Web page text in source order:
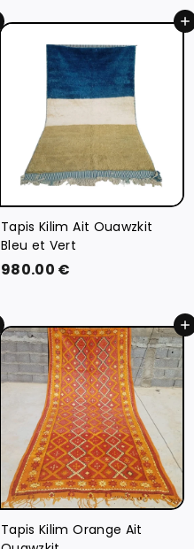
0
€
Ajouter au panier
Tapis Kilim Ait Ouawzkit
Bleu et Vert
980.00 €
.
0
0
€
Ajouter au panier
Tapis Kilim Orange Ait